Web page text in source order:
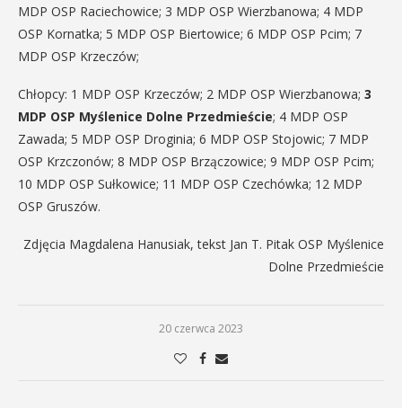
MDP OSP Raciechowice; 3 MDP OSP Wierzbanowa; 4 MDP
OSP Kornatka; 5 MDP OSP Biertowice; 6 MDP OSP Pcim; 7
MDP OSP Krzeczów;
Chłopcy: 1 MDP OSP Krzeczów; 2 MDP OSP Wierzbanowa; 3
MDP OSP Myślenice Dolne Przedmieście; 4 MDP OSP
Zawada; 5 MDP OSP Droginia; 6 MDP OSP Stojowic; 7 MDP
OSP Krzczonów; 8 MDP OSP Brzączowice; 9 MDP OSP Pcim;
10 MDP OSP Sułkowice; 11 MDP OSP Czechówka; 12 MDP
OSP Gruszów.
Zdjęcia Magdalena Hanusiak, tekst Jan T. Pitak OSP Myślenice
Dolne Przedmieście
20 czerwca 2023